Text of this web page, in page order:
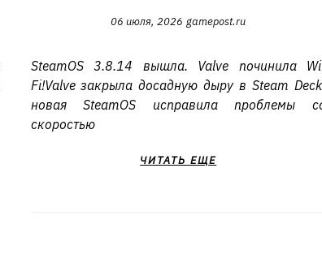
06 июля, 2026 gamepost.ru
SteamOS 3.8.14 вышла. Valve починила
Fi!Valve закрыла досадную дыру в Steam
новая SteamOS исправила проблемы
скоростью
ЧИТАТЬ ЕЩЕ